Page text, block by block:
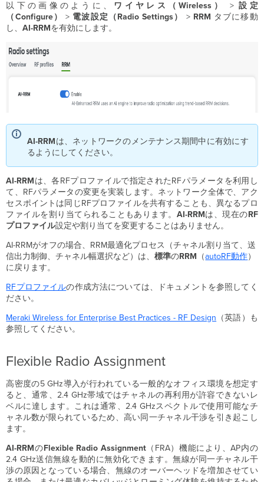
以下の画像のように、 ワイヤレス（Wireless） >設定
（Configure）
> 電波設定（Radio Settings） > RRM タブに移動
し、AI-RRMを有効にします。
AI-RRMは、ネットワークのメンテナンス期間中に有効にす
るようにしてください。
AI-RRMは、各RFプロファイルで指定されたRFパラメータを利用し
て、RFパラメータの変更を実装します。ネットワーク全体で、アク
セスポイントは同じRFプロファイルを共有することも、異なるプロ
ファイルを割り当てられることもあります。 AI-RRMは、現在のRF
プロファイル設定や割り当てを変更することはありません。
AI-RRMがオフの場合、RRM最適化プロセス（チャネル割り当て、送
信出力制御、チャネル幅選択など）は、標準のRRM （autoRF動作）
に戻ります。
RFプロファイルの作成方法については、ドキュメントを参照してく
ださい。
Meraki Wireless for Enterprise Best Practices - RF Design （英語）も
参照してください。
Flexible Radio Assignment
高密度の5 GHz導入が行われている一般的なオフィス環境を想定す
ると、通常、2.4 GHz帯域ではチャネルの再利用が許容できないレ
ベルに達します。これは通常、2.4 GHzスペクトルで使用可能なチ
ャネル数が限られているため、高い同一チャネル干渉を引き起こし
ます。
AI-RRMのFlexibleRadio Assignment（FRA）機能により、AP内の
2.4 GHz送信無線を動的に無効化できます。無線が同一チャネル干
渉の原因となっている場合、無線のオーバーヘッドを増加させてい